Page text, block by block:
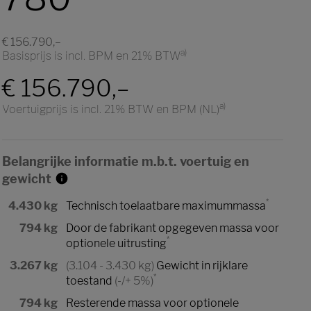
€ 156.790,–
Basisprijs is incl. BPM en 21% BTWa)
€ 156.790,–
Voertuigprijs is incl. 21% BTW en BPM (NL)a)
Belangrijke informatie m.b.t. voertuig en
gewicht
4.430 kg Technisch toelaatbare maximummassa*
794 kg
Door de fabrikant opgegeven massa voor
optionele uitrusting*
3.267 kg (3.104 - 3.430 kg) Gewicht in rijklare
toestand (-/+ 5%)*
794 kg
Resterende massa voor optionele